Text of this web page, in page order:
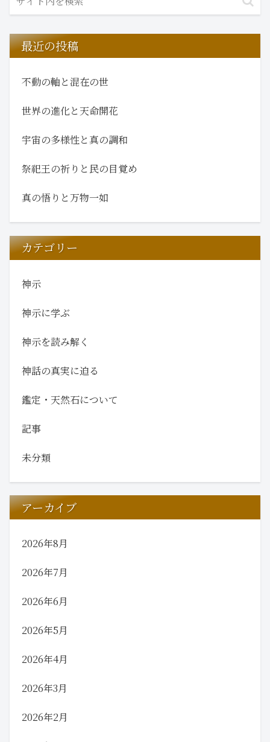
最近の投稿
不動の軸と混在の世
世界の進化と天命開花
宇宙の多様性と真の調和
祭祀王の祈りと民の目覚め
真の悟りと万物一如
カテゴリー
神示
神示に学ぶ
神示を読み解く
神話の真実に迫る
鑑定・天然石について
記事
未分類
アーカイブ
2026年8月
2026年7月
2026年6月
2026年5月
2026年4月
2026年3月
2026年2月